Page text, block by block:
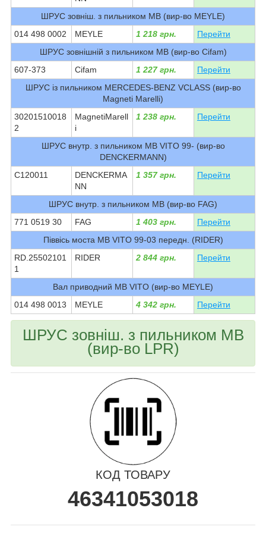
ШРУС зовніш. з пильником MB (вир-во MEYLE)
014 498 0002
MEYLE 1 218 грн.
Перейти
ШРУС зовнішній з пильником MB (вир-во Cifam)
607-373
Cifam 1 227 грн.
Перейти
ШРУС із пильником MERCEDES-BENZ VCLASS (вир-во
Magneti Marelli)
30201510018
2
MagnetiMarell
i
1 238 грн. Перейти
ШРУС внутр. з пильником MB VITO 99- (вир-во
DENCKERMANN)
C120011
DENCKERMA
NN
1 357 грн. Перейти
ШРУС внутр. з пильником MB (вир-во FAG)
771 0519 30
FAG 1 403 грн.
Перейти
Піввісь моста MB VITO 99-03 передн. (RIDER)
RD.25502101
1
RIDER 2 844 грн. Перейти
Вал приводний MB VITO (вир-во MEYLE)
014 498 0013
MEYLE 4 342 грн. Перейти
ШРУС зовніш. з пильником MB
(вир-во LPR)
КОД ТОВАРУ
46341053018